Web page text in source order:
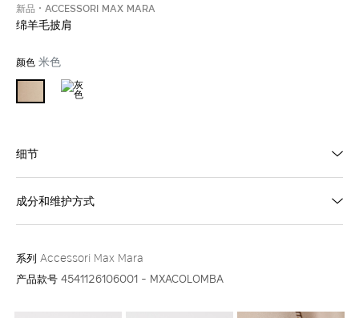
新品 ACCESSORI MAX MARA
绵羊毛披肩
颜色 米色
细节
成分和维护方式
系列 Accessori Max Mara
产品款号 4541126106001 - MXACOLOMBA